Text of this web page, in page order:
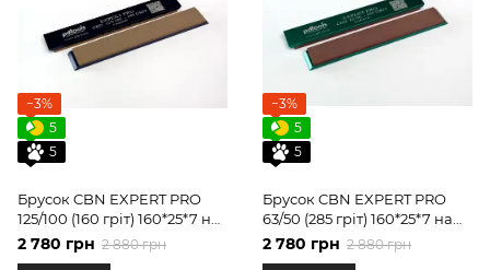
−3%
5
5
Брусок CBN EXPERT PRO
125/100 (160 гріт) 160*25*7 на
бланках PDT tools
2 780 грн 2 880 грн
−3%
5
5
Брусок CBN EXPERT PRO
63/50 (285 гріт) 160*25*7 на
бланках PDT tools
2 780 грн 2 880 грн